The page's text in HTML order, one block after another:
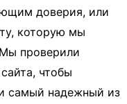
доверия, или
которую мы
проверили
чтобы
самый надежный из